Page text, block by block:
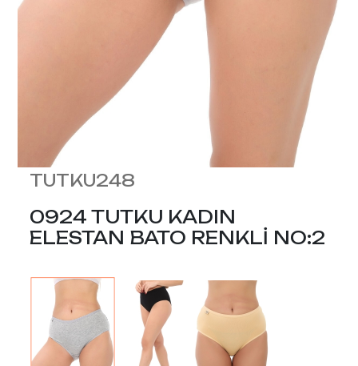
TUTKU248
0924 TUTKU KADIN
ELESTAN BATO RENKLİ NO:2